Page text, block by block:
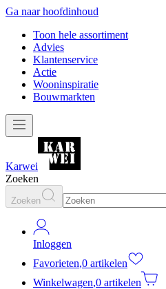
Ga naar hoofdinhoud
Toon hele assortiment
Advies
Klantenservice
Actie
Wooninspiratie
Bouwmarkten
Karwei
Zoeken
Zoeken
Inloggen
Favorieten,0 artikelen
Winkelwagen,0 artikelen